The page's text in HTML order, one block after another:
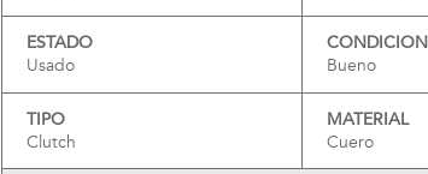
ESTADO
Usado
CONDICION
Bueno
TIPO
Clutch
MATERIAL
Cuero